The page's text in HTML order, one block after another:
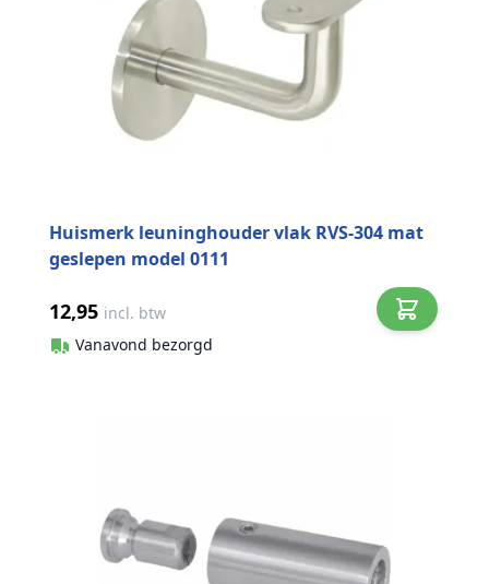
Huismerk leuninghouder vlak RVS-304 mat
geslepen model 0111
12,95 incl. btw
Vanavond bezorgd